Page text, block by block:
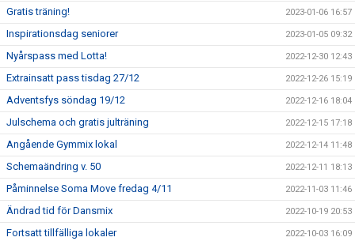
Gratis träning! 2023-01-06 16:57
Inspirationsdag seniorer 2023-01-05 09:32
Nyårspass med Lotta! 2022-12-30 12:43
Extrainsatt pass tisdag 27/12 2022-12-26 15:19
Adventsfys söndag 19/12 2022-12-16 18:04
Julschema och gratis julträning 2022-12-15 17:18
Angående Gymmix lokal 2022-12-14 11:48
Schemaändring v. 50 2022-12-11 18:13
Påminnelse Soma Move fredag 4/11 2022-11-03 11:46
Ändrad tid för Dansmix 2022-10-19 20:53
Fortsatt tillfälliga lokaler 2022-10-03 16:09